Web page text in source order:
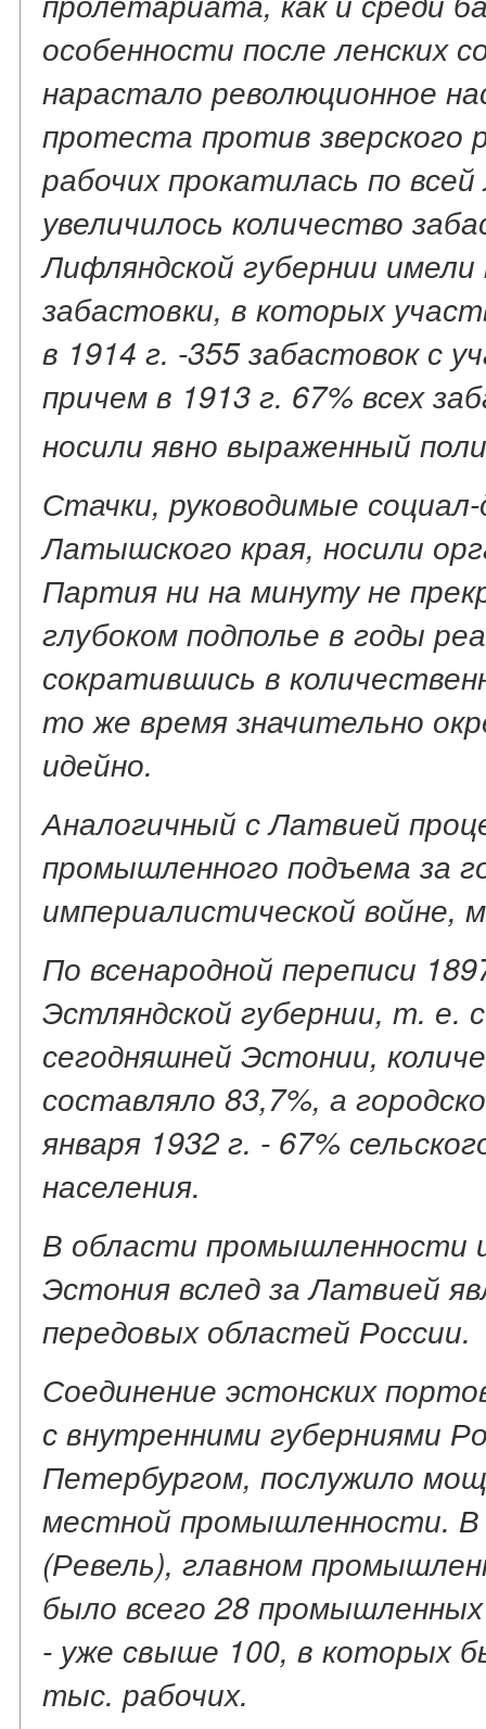
особенности после ленских
нарастало революционное
протеста против зверского
рабочих прокатилась по
увеличилось количество
Лифляндской губернии
забастовки, в которых
в 1914 г. -355 забастовок с
причем в 1913 г. 67% всех
носили явно выраженный
Стачки, руководимые
Латышского края, носили
Партия ни на минуту не
глубоком подполье в годы
сократившись в
то же время значительно
идейно.
Аналогичный с Латвией
промышленного подъема за
империалистической
По всенародной переписи
Эстляндской губернии, т. е.
сегодняшней Эстонии,
составляло 83,7%, а
января 1932 г. - 67%
населения.
В области промышленности
Эстония вслед за Латвией
передовых областей России.
Соединение эстонских
с внутренними губерниями
Петербургом, послужило
местной промышленности. В
(Ревель), главном
было всего 28
- уже свыше 100, в которых
тыс. рабочих.